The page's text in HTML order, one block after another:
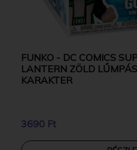
FUNKO - DC COMICS
LANTERN ZÖLD
KARAKTER
3690 Ft